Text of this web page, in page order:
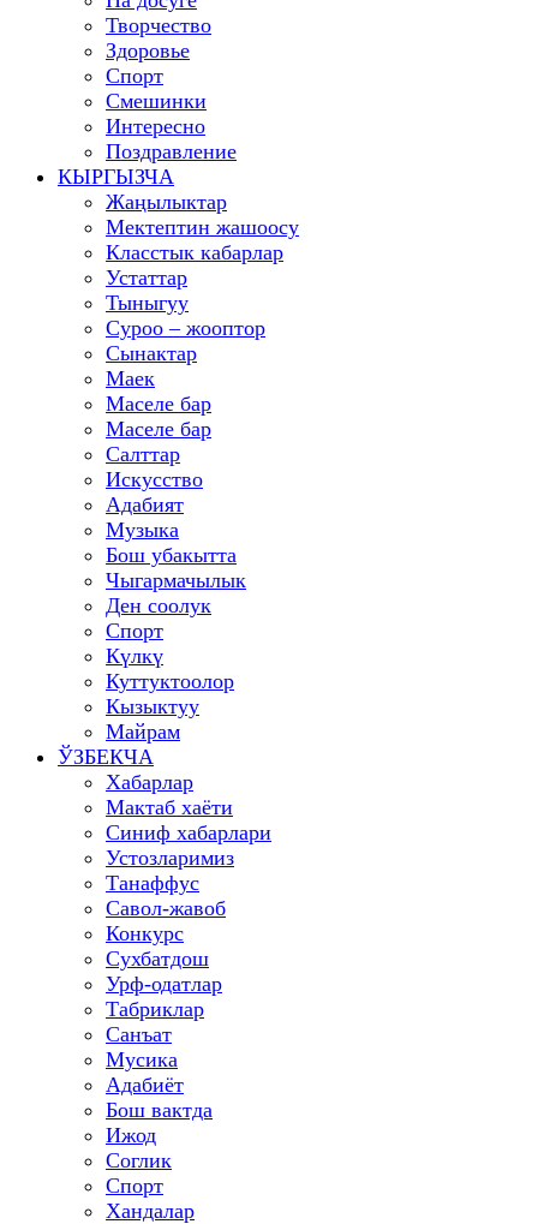
Творчество
Здоровье
Спорт
Смешинки
Интересно
Поздравление
КЫРГЫЗЧА
Жаңылыктар
Мектептин жашоосу
Класстык кабарлар
Устаттар
Тыныгуу
Суроо – жооптор
Сынактар
Маек
Маселе бар
Маселе бар
Салттар
Искусство
Адабият
Музыка
Бош убакытта
Чыгармачылык
Ден соолук
Спорт
Күлкү
Куттуктоолор
Кызыктуу
Майрам
ЎЗБЕКЧА
Хабарлар
Мактаб хаёти
Синиф хабарлари
Устозларимиз
Танаффус
Савол-жавоб
Конкурс
Сухбатдош
Урф-одатлар
Табриклар
Санъат
Мусика
Адабиёт
Бош вактда
Ижод
Соглик
Спорт
Хандалар